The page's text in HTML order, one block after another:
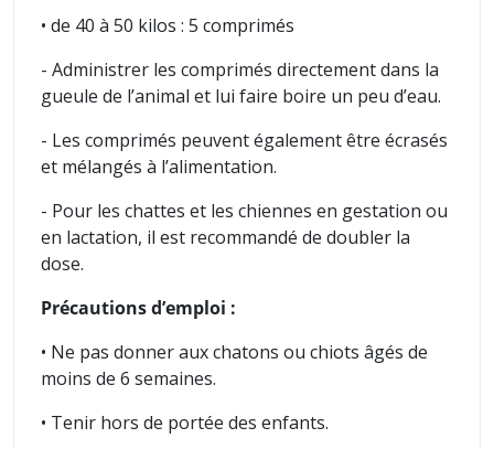
• de 40 à 50 kilos : 5 comprimés
- Administrer les comprimés directement dans la
gueule de l’animal et lui faire boire un peu d’eau.
- Les comprimés peuvent également être écrasés
et mélangés à l’alimentation.
- Pour les chattes et les chiennes en gestation ou
en lactation, il est recommandé de doubler la
dose.
Précautions d’emploi :
• Ne pas donner aux chatons ou chiots âgés de
moins de 6 semaines.
• Tenir hors de portée des enfants.